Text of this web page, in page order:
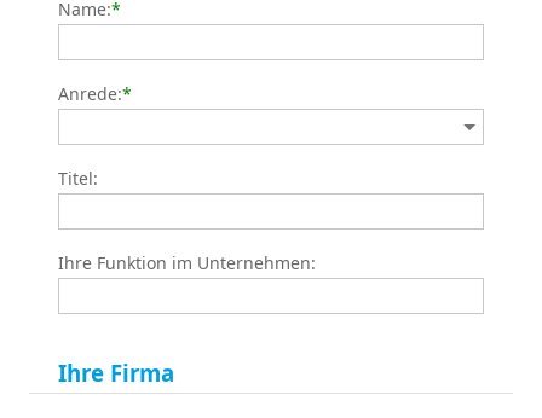
Name:*
Anrede:*
Titel:
Ihre Funktion im Unternehmen:
Ihre Firma